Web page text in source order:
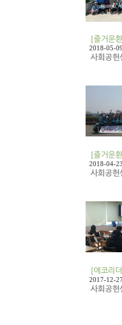
[즐거운
2018-05-
사회공헌
[즐거운
2018-04-
사회공헌
[에코리
2017-12-
사회공헌